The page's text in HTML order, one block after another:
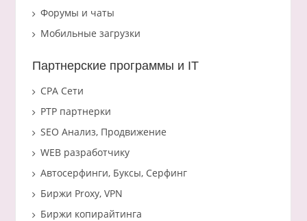
Форумы и чаты
Мобильные загрузки
Партнерские программы и IT
CPA Сети
PTP партнерки
SEO Анализ, Продвижение
WEB разработчику
Автосерфинги, Буксы, Серфинг
Биржи Proxy, VPN
Биржи копирайтинга